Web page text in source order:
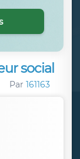
social
Par 161163